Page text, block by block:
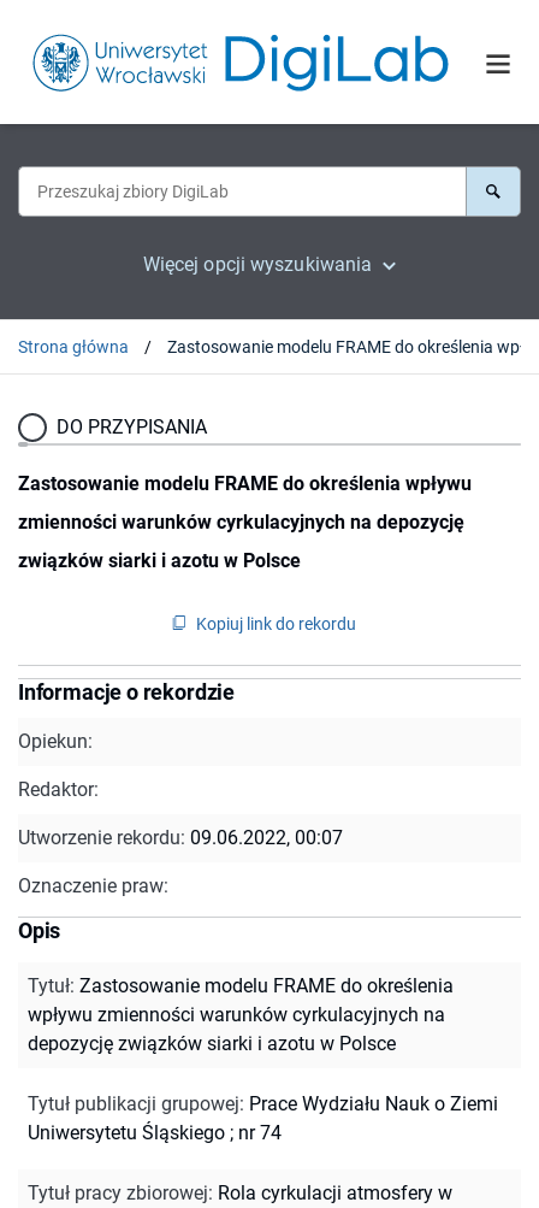
Więcej opcji wyszukiwania
Strona główna
DO PRZYPISANIA
Zastosowanie modelu FRAME do określenia wpływu
zmienności warunków cyrkulacyjnych na depozycję
związków siarki i azotu w Polsce
Kopiuj link do rekordu
Informacje o rekordzie
Opiekun:
Redaktor:
Utworzenie rekordu: 09.06.2022, 00:07
Oznaczenie praw:
Opis
Tytuł: Zastosowanie modelu FRAME do określenia
wpływu zmienności warunków cyrkulacyjnych na
depozycję związków siarki i azotu w Polsce
Tytuł publikacji grupowej: Prace Wydziału Nauk o Ziemi
Uniwersytetu Śląskiego ; nr 74
Tytuł pracy zbiorowej: Rola cyrkulacji atmosfery w